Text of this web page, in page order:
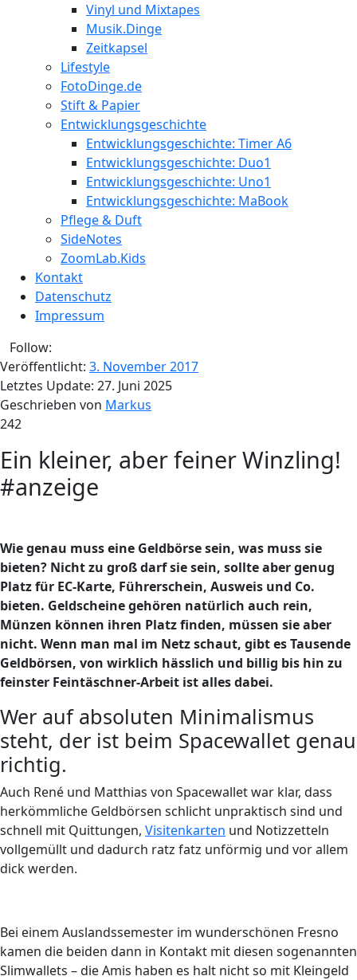
Vinyl und Mixtapes
Musik.Dinge
Zeitkapsel
Lifestyle
FotoDinge.de
Stift & Papier
Entwicklungsgeschichte
Entwicklungsgeschichte: Timer A6
Entwicklungsgeschichte: Duo1
Entwicklungsgeschichte: Uno1
Entwicklungsgeschichte: MaBook
Pflege & Duft
SideNotes
ZoomLab.Kids
Kontakt
Datenschutz
Impressum
Follow:
Veröffentlicht: 3. November 2017
Letztes Update: 27. Juni 2025
Geschrieben von Markus
242
Ein kleiner, aber feiner Winzling!
#anzeige
Wie genau muss eine Geldbörse sein, was muss sie
bieten? Nicht zu groß darf sie sein, sollte aber genug
Platz für EC-Karte, Führerschein, Ausweis und Co.
bieten. Geldscheine gehören natürlich auch rein,
Münzen können ihren Platz finden, müssen sie aber
nicht. Wenn man mal im Netz schaut, gibt es Tausende
Geldbörsen, von wirklich hässlich und billig bis hin zu
feinster Feintäschner-Arbeit ist alles dabei.
Wer auf absoluten Minimalismus
steht, der ist beim Spacewallet genau
richtig.
Auch René und Matthias von Spacewallet war klar, dass
herkömmliche Geldbörsen schlicht unpraktisch sind und
schnell mit Quittungen, Visitenkarten und Notizzetteln
vollgemüllt und dadurch ratz fatz unförmig und vor allem
dick werden.
Bei einem Auslandssemester im wunderschönen Fresno
kamen die beiden dann in Kontakt mit diesen sogenannten
Slimwallets – die Amis haben es halt nicht so mit Kleingeld